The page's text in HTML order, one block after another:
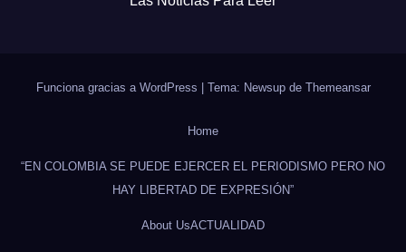
Funciona gracias a WordPress Tema: Newsup de Themeansar
Home
“EN COLOMBIA SE PUEDE EJERCER EL PERIODISMO PERO NO
HAY LIBERTAD DE EXPRESIÓN”
About UsACTUALIDAD